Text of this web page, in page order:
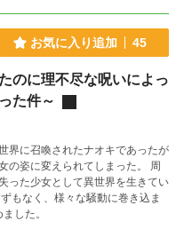
お気に入り追加 45
のに理不尽な呪いによっ
た件～
界に召喚されたナオキであったが
の姿に変えられてしまった。 周
った少女として異世界を生きてい
もなく、様々な騒動に巻き込ま
ました。